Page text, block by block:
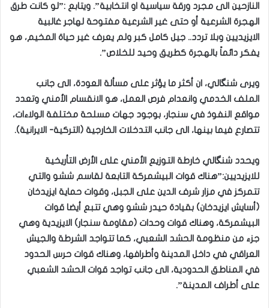
النازحين الى مجرد ورقة سياسية او انتخابية”. ويتابع :”لو كانت طرق
الهجرة الشرعية أو حتى غير الشرعية مفتوحة لهاجر غالبية
الايزيديين وبلا تردد.. جيل كامل كبر ولم يعرف غير حياة المخيم، هو
يفكر دائماً بالهجرة كطريق وحيد للخلاص”.
ويرى شنگالي، ان أكثر ما يؤثر على مسألة العودة، الى جانب
الملف الخدمي وانعدام فرص العمل، هو الانقسام الأمني وتعدد
مواقع النفوذ في سنجار، بوجود جهات مسلحة مختلفة الولاءات،
تتصارع فيما بينها، الى جانب التدخلات الخارجية (التركية- الايرانية).
ويحدد شنگالي خارطة التوزيع الأمني على الأرض التأريخية
للايزيديين:”هناك قوات البيشمركة التابعة لقاسم ششو والتي
تتمركز في مزار شرف الدين على الجبل، وقوات حماية ايزيدخان
(أسايش ايزيدخان) بقيادة حيدر ششو وهي تتبع أيضا قوات
البيشمركة، وهناك قوات وحدات (مقاومة سنجار) الايزيدية وهي
جزء من منظومة الحشد الشعبي، كما تتواجد الشرطة والجيش
العراقي في داخل المدينة وأطرافها، وهناك قوات حرس الحدود
في المناطق الحدودية، الى جانب تواجد قوات الحشد الشعبي
على أطراف المدينة”.